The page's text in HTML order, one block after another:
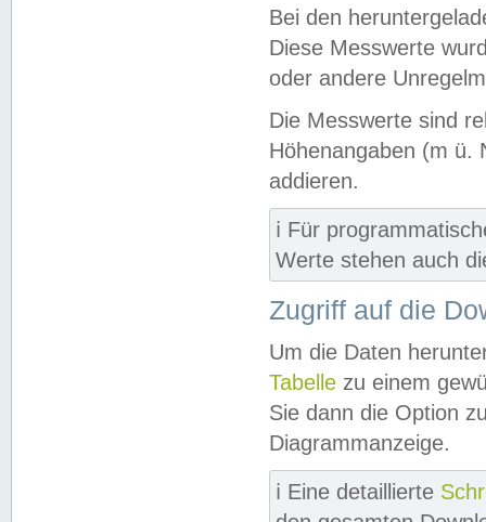
Bei den
Diese Messwerte
oder andere
Die Messwerte sind
Höhenangaben (m ü.
addieren.
ℹ️ Für
Werte stehen auch
Zugriff auf die
Um die Daten
Tabelle zu einem
Sie dann die Option
Diagrammanzeige.
ℹ️ Eine detaillierte